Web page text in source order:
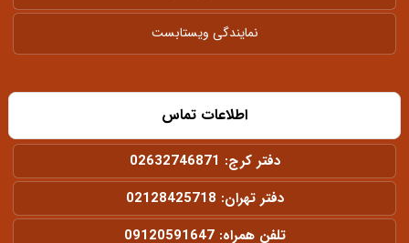
نمایندگی ویستابست
اطلاعات تماس
دفتر کرج: 02632746871
دفتر تهران: 02128425718
تلفن همراه: 09120591647